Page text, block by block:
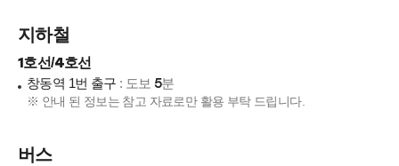
지하철
1호선/4호선
창동역 1번 출구 : 도보5분
※ 안내 된 정보는 참고 자료로만 활용 부탁 드립니다.
버스